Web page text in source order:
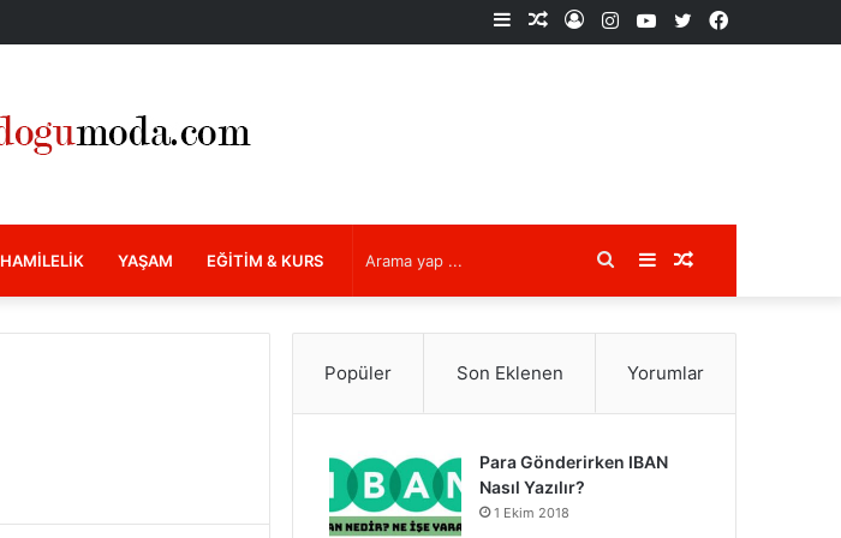
Facebook
X
YouTube
Instagram
Kayıt
Rastgele
Kenar
HAMILELIK YAŞAM EĞITIM & KURS Rastgele
Makale
Kenar
Bölmesi
Arama
yap
Popüler Son Eklenen Yorumlar
Para Gönderirken IBAN
Nasıl Yazılır?
1 Ekim 2018